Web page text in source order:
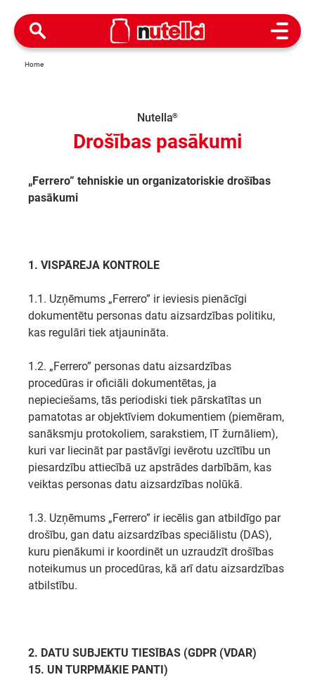
Open
Home
Nutella®
Drošības pasākumi
„Ferrero” tehniskie un organizatoriskie drošības
pasākumi
1. VISPĀRĒJA KONTROLE
1.1. Uzņēmums „Ferrero” ir ieviesis pienācīgi
dokumentētu personas datu aizsardzības politiku,
kas regulāri tiek atjaunināta.
1.2. „Ferrero” personas datu aizsardzības
procedūras ir oficiāli dokumentētas, ja
nepieciešams, tās periodiski tiek pārskatītas un
pamatotas ar objektīviem dokumentiem (piemēram,
sanāksmju protokoliem, sarakstiem, IT žurnāliem),
kuri var liecināt par pastāvīgi ievērotu uzcītību un
piesardzību attiecībā uz apstrādes darbībām, kas
veiktas personas datu aizsardzības nolūkā.
1.3. Uzņēmums „Ferrero” ir iecēlis gan atbildīgo par
drošību, gan datu aizsardzības speciālistu (DAS),
kuru pienākumi ir koordinēt un uzraudzīt drošības
noteikumus un procedūras, kā arī datu aizsardzības
atbilstību.
2. DATU SUBJEKTU TIESĪBAS (GDPR (VDAR)
15. UN TURPMĀKIE PANTI)